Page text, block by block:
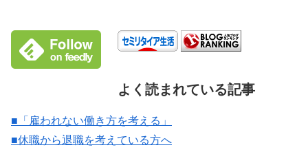
よく読まれている記事
■「雇われない働き方を考える」
■休職から退職を考えている方へ